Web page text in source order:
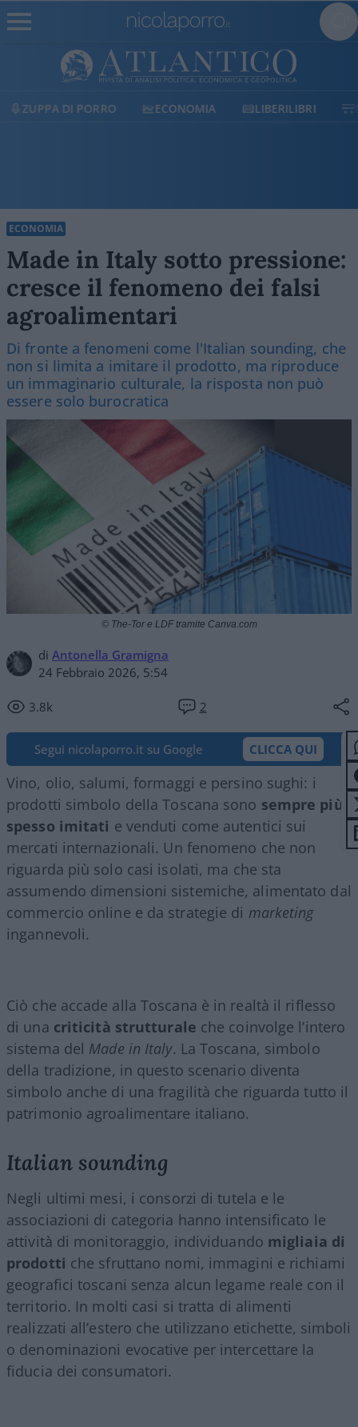
ECONOMIA LIBERILIBRI SHOP SOSTIENICI
ECONOMIA
Made in Italy sotto pressione:
cresce il fenomeno dei falsi
agroalimentari
Di fronte a fenomeni come l'Italian sounding, che
non si limita a imitare il prodotto, ma riproduce
un immaginario culturale, la risposta non può
essere solo burocratica
di Antonella Gramigna
24 Febbraio 2026, 5:54
3.8k 2
© The-Tor e LDF tramite Canva.com
Segui nicolaporro.it su Google CLICCA QUI
Vino, olio, salumi, formaggi e persino sughi: i
prodotti simbolo della Toscana sono sempre più
spesso imitati e venduti come autentici sui
mercati internazionali. Un fenomeno che non
riguarda più solo casi isolati, ma che sta
assumendo dimensioni sistemiche, alimentato dal
commercio online e da strategie di marketing
ingannevoli.
Ciò che accade alla Toscana è in realtà il riflesso
di una criticità strutturale che coinvolge l’intero
sistema del Made in Italy. La Toscana, simbolo
della tradizione, in questo scenario diventa
simbolo anche di una fragilità che riguarda tutto il
patrimonio agroalimentare italiano.
Italian sounding
Negli ultimi mesi, i consorzi di tutela e le
associazioni di categoria hanno intensificato le
attività di monitoraggio, individuando migliaia di
prodotti che sfruttano nomi, immagini e richiami
geografici toscani senza alcun legame reale con il
territorio. In molti casi si tratta di alimenti
realizzati all’estero che utilizzano etichette, simboli
o denominazioni evocative per intercettare la
fiducia dei consumatori.